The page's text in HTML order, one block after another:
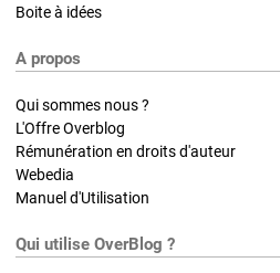
Boite à idées
A propos
Qui sommes nous ?
L'Offre Overblog
Rémunération en droits d'auteur
Webedia
Manuel d'Utilisation
Qui utilise OverBlog ?